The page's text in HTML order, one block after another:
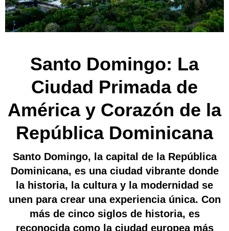
Santo Domingo: La
Ciudad Primada de
América y Corazón de la
República Dominicana
Santo Domingo, la capital de la República
Dominicana, es una ciudad vibrante donde
la historia, la cultura y la modernidad se
unen para crear una experiencia única. Con
más de cinco siglos de historia, es
reconocida como la ciudad europea más